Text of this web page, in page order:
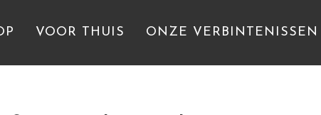
VOOR THUIS ONZE VERBINTENISSEN